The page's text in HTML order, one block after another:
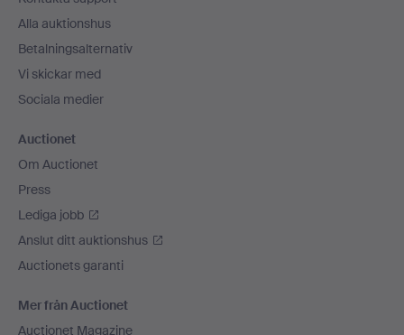
Alla auktionshus
Betalningsalternativ
Vi skickar med
Sociala medier
Auctionet
Om Auctionet
Press
Lediga jobb
Anslut ditt auktionshus
Auctionets garanti
Mer från Auctionet
Auctionet Magazine